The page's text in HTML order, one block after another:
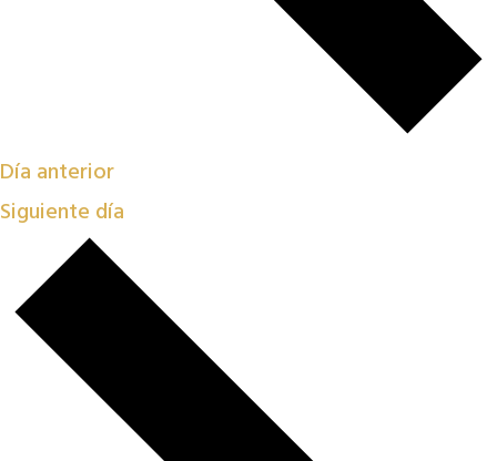
Día anterior
Siguiente día